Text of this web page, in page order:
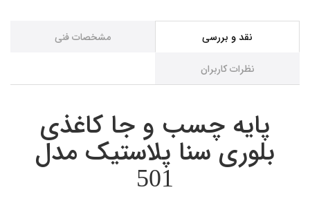
نقد و بررسی مشخصات فنی
نظرات کاربران
پایه چسب و جا کاغذی
بلوری سنا پلاستیک مدل
501